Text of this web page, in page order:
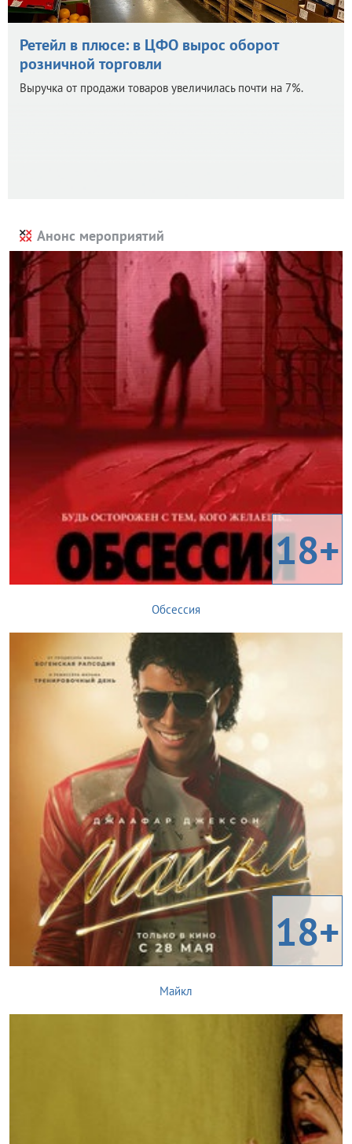
Ретейл в плюсе: в ЦФО вырос оборот
розничной торговли
Выручка от продажи товаров увеличилась почти на 7%.
Анонс мероприятий
18+
Обсессия
18+
Майкл